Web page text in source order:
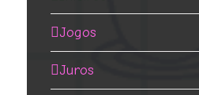
Jogos
Juros